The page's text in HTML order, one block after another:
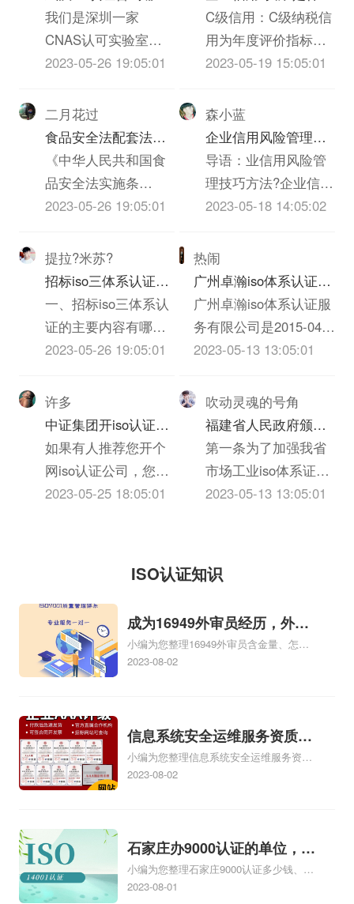
评价。信用评级有着
完整的体系，包括信
用评级的要素和指
方法和模型等方面的
内容。企业信用评价
指标的设定应充分考
虑下列原则：1、全面
性：能较全面...
机构啊？必须是可以
做IT类iso三体系认证
UL认证的机构？
我们是深圳一家
CNAS认可实验室，
也是UL认证的一家实
体是什么ITiso三体系
认证，具体事宜也可
以跟我交流。联系方
式见我Bai空间，谢
谢！
2023-05-26 19:05:01
二月花过
食品安全法配套法规
和农iso三体系认证质
量安全法配套法规分
别是什么？
《中华人民共和国食
品安全法实施条
例》、《农iso三体系
《iso三体系认证质量
法》、《消费者权益
保护法》、《反不正
当竞争法》、《ISO
体系认证法》、《广
2023-05-26 19:05:01
提拉?米苏?
招标iso三体系认证的
主要内容有哪些
一、招标iso三体系认
证的主要内容有哪些
1、招标iso三体系认
（1）投标邀请；
（2）投标人须知，包
括密封、签署、盖章
要求等；（3）投标人
应当提交的资格、资
证编制要求和投标保
证金交纳方式；（5）
招标项目的...
2023-05-26 19:05:01
许多
中证集团开iso认证公
司有什么要求么？
如果有人推荐您开个
网iso认证公司，您一
定马上会想到资金来
邮寄、销售经验、库
存风险、售后服务等
一系列的问题，可能
会觉得困难重重、麻
烦多多，让您一筹莫
展。按照通常的网iso
说，可不就是这样，
没有自己的商务网
站，缺少启动资金，
不...
2023-05-25 18:05:01
对质量的看法，不当
之处请大家批评指正!
质量管理是企业发展
信誉，质量就是市
场，质量就是企业的
生命，没有过硬的iso
三体系认证质量就没
有企业...
意思
C级信用：C级纳税信
用为年度评价指标得
分40分以上不满70分
《纳税信誉等级评定
管理试行办法》（国
税发【2003】92号）
第五条规定，考核分
在20分以上60分以下
但有下列情形之一的
纳税人，一律定为C
级。（1）依法应当办
理登记而未...
2023-05-19 15:05:01
森小蓝
企业信用风险管理技
巧方法
导语：业信用风险管
理技巧方法?企业信用
管理，又称“赊销风险
企业信用政策，指导
和协调内部各部门的
业务活动，对客户信
息进行收集和评估，
对客户信用额度的授
节进行全部监督，以
保障应收账款安全和
及时安全收回的管
理。企业信用风险管
理技巧...
2023-05-18 14:05:02
热闹
广州卓瀚iso体系认证服
务有限公司怎么样？
广州卓瀚iso体系认证服
务有限公司是2015-04-
11在广东省广州市天河
公司(自然人投资或控
股)，申报地址位于广州
市越秀区东风东路836
号2座2204房。广州卓
瀚iso体系认证服务有限
企业...
2023-05-13 13:05:01
吹动灵魂的号角
福建省人民政府颁发
《关于加强市场工业
iso体系证书质量监督
检验与管理的暂行规
第一条为了加强我省
市场工业iso体系证书
的质量监督检验与管
体系证书流通，根据
《国务院批转国家标
强iso三体系认证质量
监督检验工作报告的
省市场的工业iso体系
证书，均按照...
2023-05-13 13:05:01
ISO认证知识
成为16949外审员经历，外审
员16949
小编为您整理16949外审员含金量、怎么
才能成为注册的TS16949:2009的外审
方正文！
2023-08-02
信息系统安全运维服务资质二
级费用，信息系统安全运维服
务资质二级
小编为您整理信息系统安全运维服务资质
认证证书机构有哪些、安全运维服务资质
请书相关iso体系认证知识，详情可查看下
方正文！
2023-08-02
石家庄办9000认证的单位，石
家庄9000认证的公司
小编为您整理石家庄9000认证多少钱、石
家庄9000认证价格多少钱、石家庄9000认
2023-08-01